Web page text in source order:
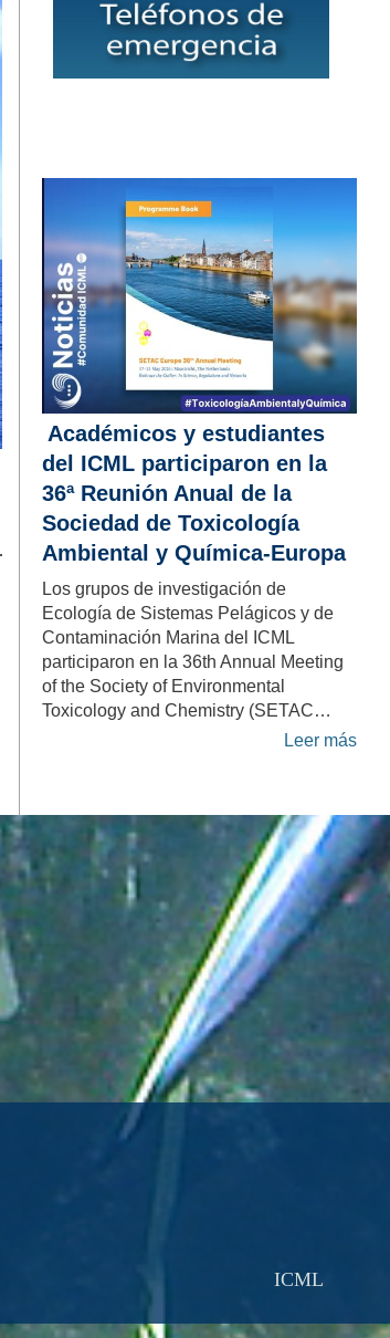
Académicos y estudiantes
del ICML participaron en la
36ª Reunión Anual de la
Sociedad de Toxicología
Ambiental y Química-Europa
Los grupos de investigación de
Ecología de Sistemas Pelágicos y de
Contaminación Marina del ICML
participaron en la 36th Annual Meeting
of the Society of Environmental
Toxicology and Chemistry (SETAC…
Leer más
ICML